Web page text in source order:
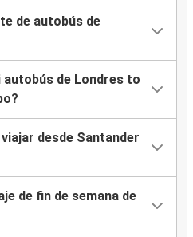
de autobús de
autobús de Londres to
desde Santander
de fin de semana de